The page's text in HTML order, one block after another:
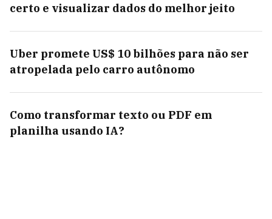
certo e visualizar dados do melhor jeito
Uber promete US$ 10 bilhões para não ser
atropelada pelo carro autônomo
Como transformar texto ou PDF em
planilha usando IA?